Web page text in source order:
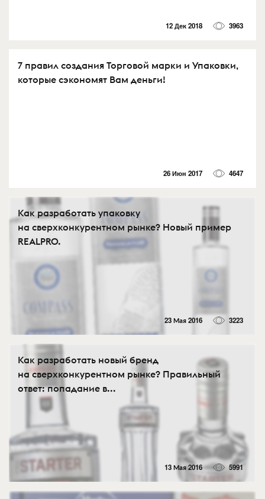
12 Дек 2018 3963
7 правил создания Торговой марки и Упаковки,
которые сэкономят Вам деньги!
26 Июн 2017 4647
Как разработать упаковку
на сверхконкурентном рынке? Новый пример
REALPRO.
23 Мая 2016 3223
Как разработать новый бренд
на сверхконкурентном рынке? Правильный
ответ: попадание в...
13 Мая 2016 5991